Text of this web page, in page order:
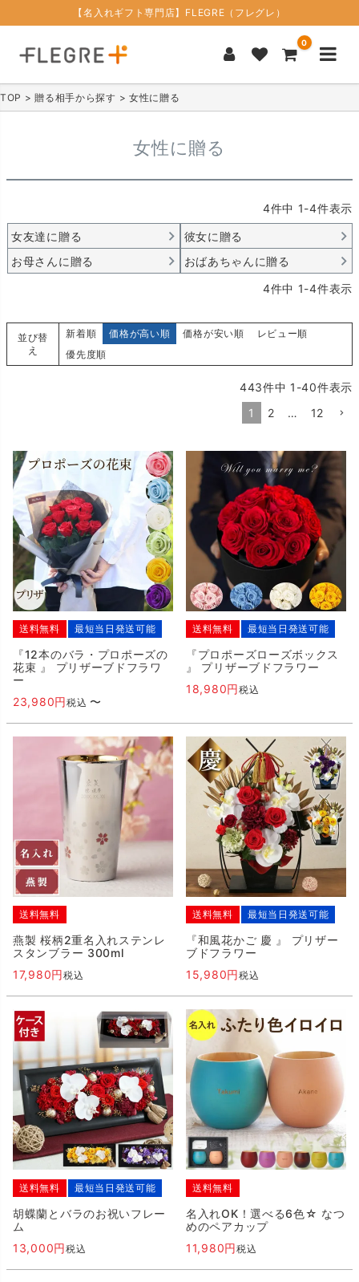
【名入れギフト専門店】FLEGRE（フレグレ）
0
TOP 贈る相手から探す 女性に贈る
女性に贈る
4件中 1-4件表示
女友達に贈る
彼女に贈る
お母さんに贈る
おばあちゃんに贈る
4件中 1-4件表示
並び替
え
新着順 価格が高い順 価格が安い順
レビュー順
優先度順
443件中 1 -40件表示
1
2 … 12
送料無料 最短当日発送可能
『12本のバラ・プロポーズの
花束 』 プリザーブドフラワ
ー
23,980
税込 〜
送料無料 最短当日発送可能
『プロポーズローズボックス
』 プリザーブドフラワー
18,980
税込
送料無料
燕製 桜柄2重名入れステンレ
スタンブラー 300ml
17,980
税込
送料無料 最短当日発送可能
『和風花かご 慶 』 プリザー
ブドフラワー
15,980
税込
送料無料 最短当日発送可能
胡蝶蘭とバラのお祝いフレー
ム
13,000
税込
送料無料
名入れOK！選べる6色☆ なつ
めのペアカップ
11,980
税込